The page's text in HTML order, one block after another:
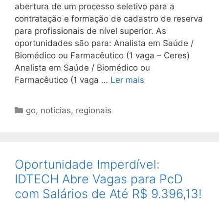
abertura de um processo seletivo para a
contratação e formação de cadastro de reserva
para profissionais de nível superior. As
oportunidades são para: Analista em Saúde /
Biomédico ou Farmacêutico (1 vaga – Ceres)
Analista em Saúde / Biomédico ou
Farmacêutico (1 vaga … Ler mais
Categorias
go, noticias, regionais
Oportunidade Imperdível:
IDTECH Abre Vagas para PcD
com Salários de Até R$ 9.396,13!